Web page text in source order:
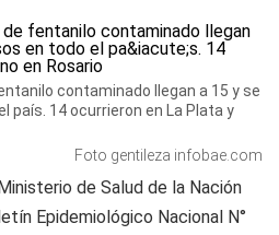
contaminado llegan a 15 y se
país. 14 ocurrieron en La Plata y
Foto gentileza infobae.com
de Salud de la Nación
Epidemiológico Nacional N°